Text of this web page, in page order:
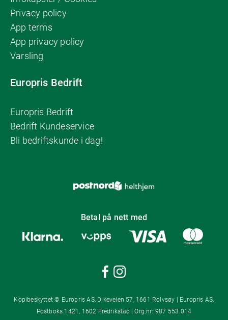
Privacy policy
App terms
App privacy policy
Varsling
Europris Bedrift
Europris Bedrift
Bedrift Kundeservice
Bli bedriftskunde i dag!
Betal på nett med
Kopibeskyttet © Europris AS, Dikeveien 57, 1661 Rolvsøy | Europris AS,
Postboks 1421, 1602 Fredrikstad | Org.nr: 987 553 014